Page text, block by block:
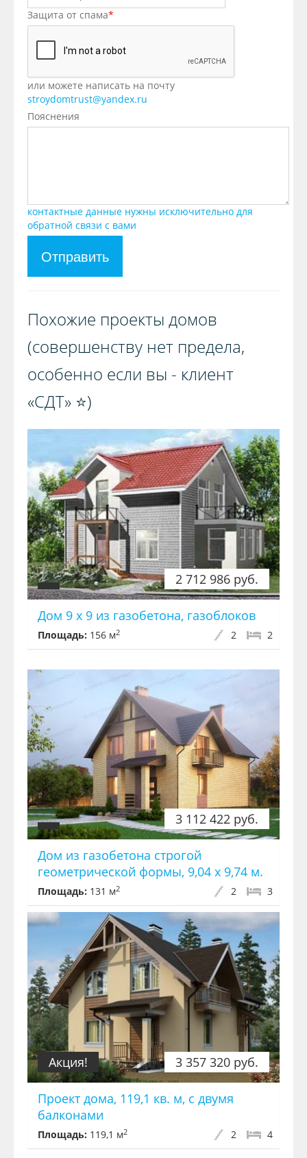
Защита от спама*
или можете написать на почту
stroydomtrust@yandex.ru
Пояснения
контактные данные нужны исключительно для
обратной связи с вами
Отправить
Похожие проекты домов
(совершенству нет предела,
особенно если вы - клиент
«СДТ» ⭐️)️
2 712 986 руб.
Дом 9 х 9 из газобетона, газоблоков
Площадь: 156 м2 2
2
3 112 422 руб.
Дом из газобетона строгой
геометрической формы, 9,04 х 9,74 м.
Площадь: 131 м2 3
2
3 357 320 руб.
Акция!
Проект дома, 119,1 кв. м, с двумя
балконами
Площадь: 119,1 м2 4
2